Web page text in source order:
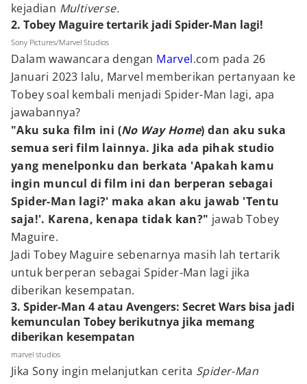
kejadian Multiverse.
2. Tobey Maguire tertarik jadi Spider-Man lagi!
Sony Pictures/Marvel Studios
Dalam wawancara dengan Marvel.com pada 26
Januari 2023 lalu, Marvel memberikan pertanyaan ke
Tobey soal kembali menjadi Spider-Man lagi, apa
jawabannya?
"Aku suka film ini (No Way Home) dan aku suka
semua seri film lainnya. Jika ada pihak studio
yang menelponku dan berkata 'Apakah kamu
ingin muncul di film ini dan berperan sebagai
Spider-Man lagi?' maka akan aku jawab 'Tentu
saja!'. Karena, kenapa tidak kan?" jawab Tobey
Maguire.
Jadi Tobey Maguire sebenarnya masih lah tertarik
untuk berperan sebagai Spider-Man lagi jika
diberikan kesempatan.
3. Spider-Man 4 atau Avengers: Secret Wars bisa jadi
kemunculan Tobey berikutnya jika memang
diberikan kesempatan
marvel studios
Jika Sony ingin melanjutkan cerita Spider-Man